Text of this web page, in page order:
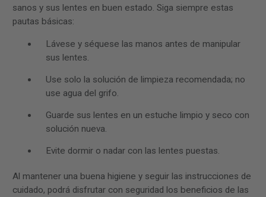
sanos y sus lentes en buen estado. Siga siempre estas
pautas básicas:
Lávese y séquese las manos antes de manipular
sus lentes.
Use solo la solución de limpieza recomendada; no
use agua del grifo.
Guarde sus lentes en un estuche limpio y seco con
solución nueva.
Evite dormir o nadar con las lentes puestas.
Al mantener una buena higiene y seguir las instrucciones de
cuidado, podrá disfrutar con seguridad los beneficios de las